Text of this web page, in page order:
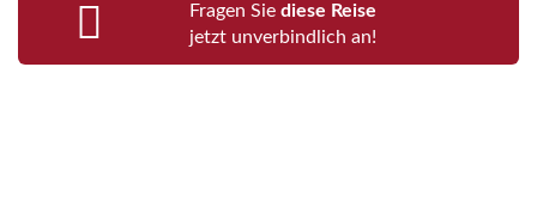
Fragen Sie diese Reise
jetzt unverbindlich an!